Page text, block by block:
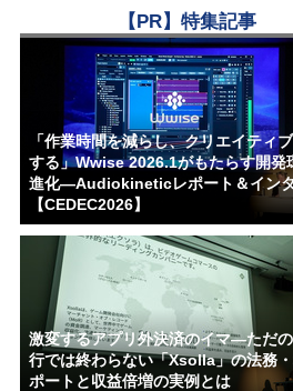
【PR】特集記事
「作業時間を減らし、クリエイティ
する」Wwise 2026.1がもたらす開発
進化―Audiokineticレポート＆イン
【CEDEC2026】
激変するアプリ外決済のイマ―ただ
行では終わらない「Xsolla」の法務
ポートと収益倍増の実例とは